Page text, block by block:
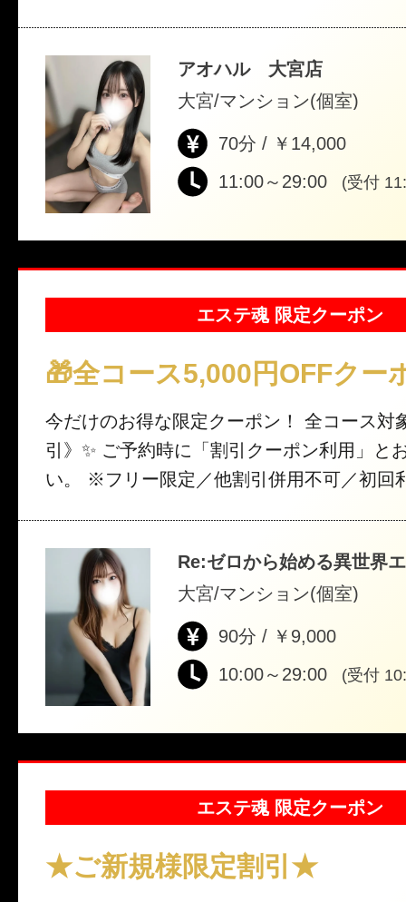
アオハル 大宮店
大宮/マンション(個室)
70分 / ￥14,000
11:00～29:00
(受付
エステ魂 限定クーポン
🎁全コース5,000円OFFクー
今だけのお得な限定クーポン！ 全コース対
引》✨ ご予約時に「割引クーポン利用」と
い。 ※フリー限定／他割引併用不可／初回
Re:ゼロから始める異世界
大宮/マンション(個室)
90分 / ￥9,000
10:00～29:00
(受付
エステ魂 限定クーポン
★ご新規様限定割引★